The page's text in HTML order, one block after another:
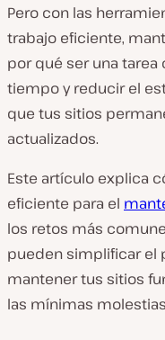
Pero con las
trabajo eficiente,
por qué ser una
tiempo y reducir el
que tus sitios
actualizados.
Este artículo explica
eficiente para el
los retos más
pueden simplificar el
mantener tus sitios
las mínimas